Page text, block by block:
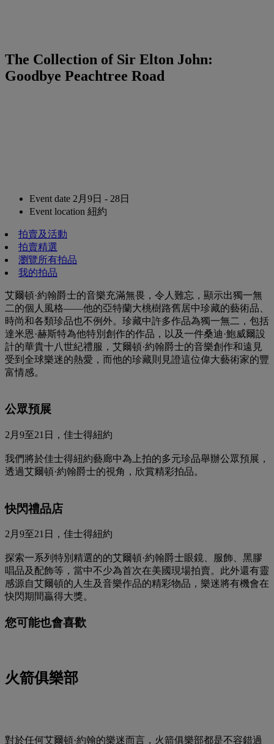
The Collection of Sir Elton John:
Goodbye Peachtree Road
Event date 2月9日 - 28日
Event location 紐約
拍賣及活動
拍賣精選
瀏覽所有拍品
我的拍品
艾爾頓·約翰爵士的音樂充滿無畏，令人難忘，顯示出獨一無
二的個人風格——他的亞特蘭大桃樹路舊居中珍藏的藝術品、
時尚和各類珍品也不例外。珍藏中許多作品為獨一無二，包括
達米恩·赫斯特為他特別創作的作品，以及一件桑迪·鮑威爾設
計的華貴十八世紀禮服，艾爾頓·約翰爵士的音樂創作和遠見
受到全球樂迷的熱愛，而他的珍藏則見證這位偉大藝術家的豐
富情感。
公眾預展
2月9至21日，佳士得紐約
我們將於佳士得紐約藝廊中為上拍的多元珍品舉辦公眾預展，
透過艾爾頓·約翰爵士的視角，欣賞精彩拍品。
快閃禮品店
2月9至21日，佳士得紐約
探索一系列特別精選的的艾爾頓·約翰爵士眼鏡、服飾、黑膠
唱品及配飾等，當中不少為首次在美國現場拍賣。此外還有靈
感源自艾爾頓的人生及音樂作品的精彩物品，樂迷將有機會在
快閃期間贏得大獎。
您可能也會喜歡
火箭俱樂部
對於任何艾爾頓·約翰的樂迷而言，火箭俱樂部都是不容錯過